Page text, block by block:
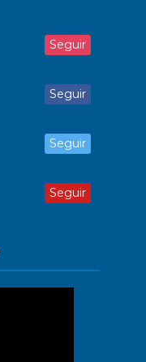
Seguir
Seguir
Seguir
Seguir